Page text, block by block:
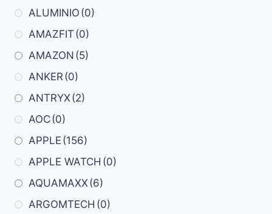
ALUMINIO (0)
AMAZFIT (0)
AMAZON (5)
ANKER(0)
ANTRYX(2)
AOC(0)
APPLE (156)
APPLE WATCH (0)
AQUAMAXX(6)
ARGOMTECH (0)